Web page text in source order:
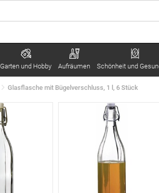
Garten und Hobby Aufräumen Schönheit und
Glasflasche mit Bügelverschluss, 1 l, 6 Stück